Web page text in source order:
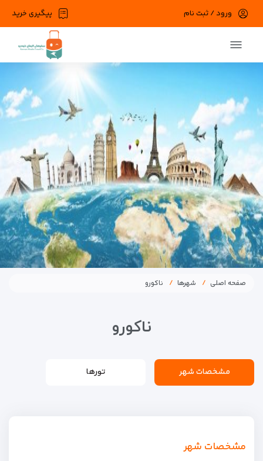
پیگیری خرید ورود / ثبت نام
صفحه اصلی شهرها ناکورو
ناکورو
مشخصات شهر تورها
مشخصات شهر